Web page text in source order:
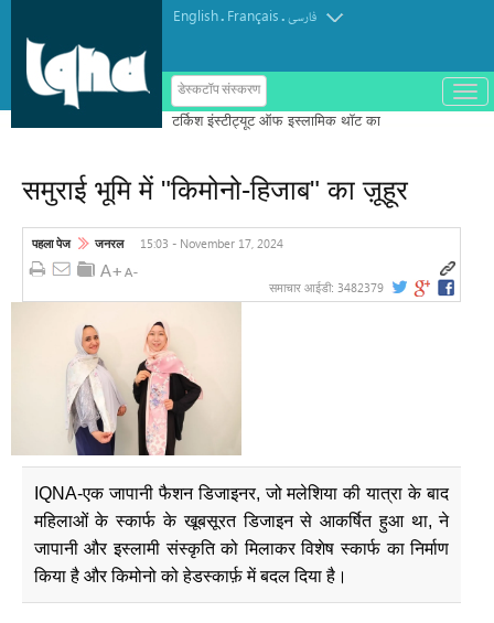
English. Français.فارسی
डेस्कटॉप संस्करण
ب
ا
समुराई भूमि में "किमोनो-हिजाब" का ज़ूहूर
पहला पेज जनरल 15:03 - November 17, 2024
समाचार आईडी: 3482379
IQNA-एक जापानी फैशन डिजाइनर, जो मलेशिया की यात्रा के बाद
महिलाओं के स्कार्फ के खूबसूरत डिजाइन से आकर्षित हुआ था, ने
जापानी और इस्लामी संस्कृति को मिलाकर विशेष स्कार्फ का निर्माण
किया है और किमोनो को हेडस्कार्फ़ में बदल दिया है।